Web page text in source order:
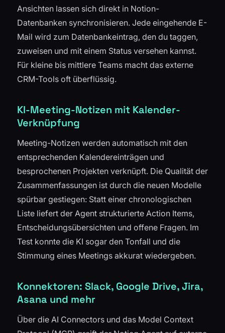
Ansichten lassen sich direkt in Notion-
Datenbanken synchronisieren. Jede eingehende E-
Mail wird zum Datenbankeintrag, den du taggen,
zuweisen und mit einem Status versehen kannst.
Für kleine bis mittlere Teams macht das externe
CRM-Tools oft überflüssig.
KI-Meeting-Notizen mit Kalender-
Verknüpfung
Meeting-Notizen werden automatisch mit den
entsprechenden Kalendereinträgen und
besprochenen Projekten verknüpft. Die Qualität der
Zusammenfassungen ist durch die neuen Modelle
spürbar gestiegen: Statt einer chronologischen
Liste liefert der Agent strukturierte Action Items,
Entscheidungsübersichten und offene Fragen. Im
Test konnte die KI sogar den Tonfall und die
Stimmung eines Meetings akkurat wiedergeben.
Konnektoren: Slack, Google Drive, Jira,
Asana und mehr
Über die AI Connectors und das Model Context